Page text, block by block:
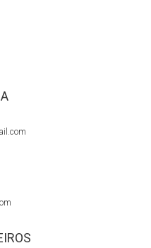
apaixonar!